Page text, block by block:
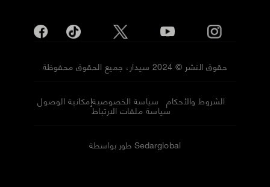
حقوق النشر © 2024 سيدار، جميع الحقوق محفوظة
إمكانية الوصولسياسة الخصوصية الشروط والأحكام
سياسة ملفات الارتباط
طور بواسطة Sedarglobal